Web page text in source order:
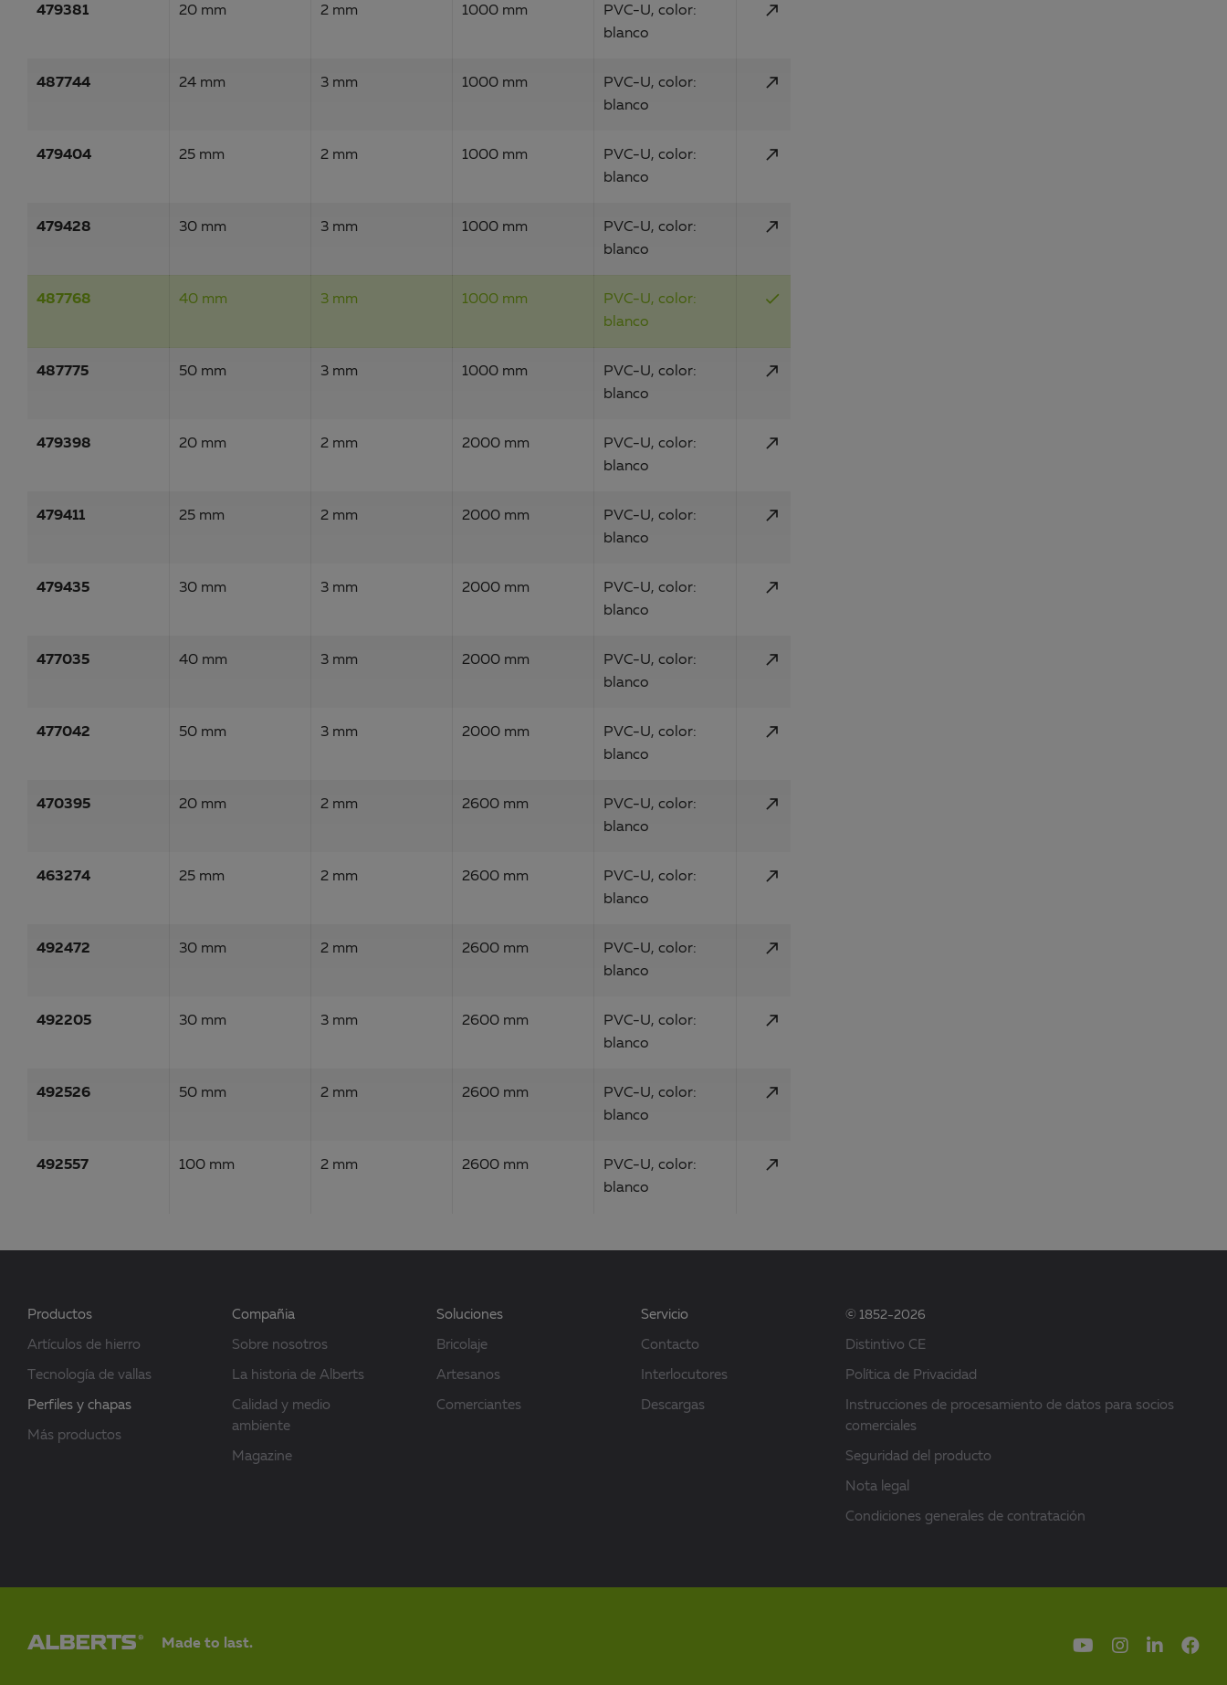
479381 20 mm 2 mm 1000 mm
PVC-U, color:
blanco
call_made
487744 24 mm 3 mm 1000 mm
PVC-U, color:
blanco
call_made
479404 25 mm 2 mm 1000 mm
PVC-U, color:
blanco
call_made
479428 30 mm 3 mm 1000 mm
PVC-U, color:
blanco
call_made
487768 40 mm 3 mm 1000 mm
PVC-U, color:
blanco
done
487775 50 mm 3 mm 1000 mm
PVC-U, color:
blanco
call_made
479398 20 mm 2 mm 2000 mm
PVC-U, color:
blanco
call_made
479411 25 mm 2 mm 2000 mm
PVC-U, color:
blanco
call_made
479435 30 mm 3 mm 2000 mm
PVC-U, color:
blanco
call_made
477035 40 mm 3 mm 2000 mm
PVC-U, color:
blanco
call_made
477042 50 mm 3 mm 2000 mm
PVC-U, color:
blanco
call_made
470395 20 mm 2 mm 2600 mm
PVC-U, color:
blanco
call_made
463274 25 mm 2 mm 2600 mm
PVC-U, color:
blanco
call_made
492472 30 mm 2 mm 2600 mm
PVC-U, color:
blanco
call_made
492205 30 mm 3 mm 2600 mm
PVC-U, color:
blanco
call_made
492526 50 mm 2 mm 2600 mm
PVC-U, color:
blanco
call_made
492557 100 mm 2 mm 2600 mm
PVC-U, color:
blanco
call_made
Productos
Artículos de hierro
Tecnología de vallas
Perfiles y chapas
Más productos
Compañia
Sobre nosotros
La historia de Alberts
Calidad y medio
ambiente
Magazine
Soluciones
Bricolaje
Artesanos
Comerciantes
Servicio
Contacto
Interlocutores
Descargas
© 1852-2026
Distintivo CE
Política de Privacidad
Instrucciones de procesamiento de datos para socios
comerciales
Seguridad del producto
Nota legal
Condiciones generales de contratación
Made to last.